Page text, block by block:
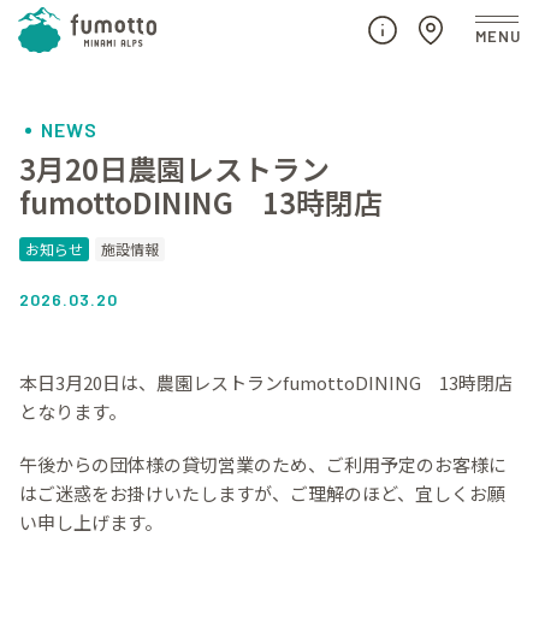
NEWS
3月20日農園レストラン
fumottoDINING 13時閉店
お知らせ 施設情報
2026.03.20
本日3月20日は、農園レストランfumottoDINING 13時閉店
となります。
午後からの団体様の貸切営業のため、ご利用予定のお客様に
はご迷惑をお掛けいたしますが、ご理解のほど、宜しくお願
い申し上げます。